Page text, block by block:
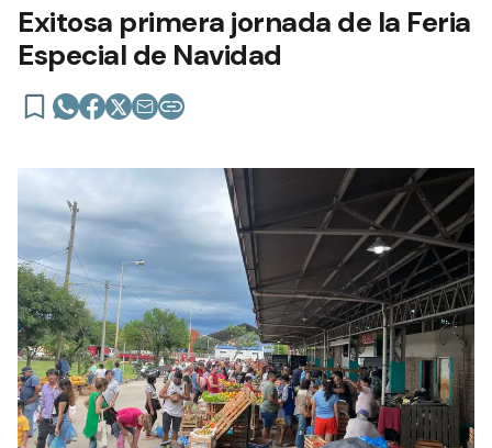
Exitosa primera jornada de la Feria
Especial de Navidad